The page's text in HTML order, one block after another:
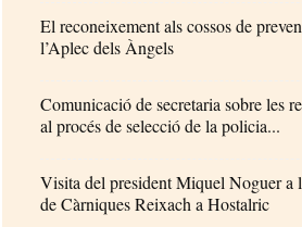
El reconeixement als cossos de
l’Aplec dels Àngels
Comunicació de secretaria sobre les
al procés de selecció de la policia...
Visita del president Miquel Noguer a
de Càrniques Reixach a Hostalric